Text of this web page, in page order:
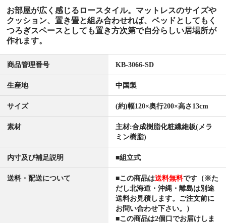
お部屋が広く感じるロースタイル。マットレスのサイズや
クッション、置き畳と組み合わせれば、ベッドとしてもく
つろぎスペースとしても置き方次第で自分らしい居場所が
作れます。
商品管理番号 KB-3066-SD
生産地 中国製
サイズ (約)幅120×奥行200×高さ13cm
素材
主材:合成樹脂化粧繊維板(メラ
ミン樹脂)
内寸及び補足説明 ■組立式
送料・配送について ■この商品は送料無料です（※た
だし北海道・沖縄・離島は別途
送料お見積します。ご注文前に
お問い合わせ下さい。）
■この商品は2個口でお届けしま